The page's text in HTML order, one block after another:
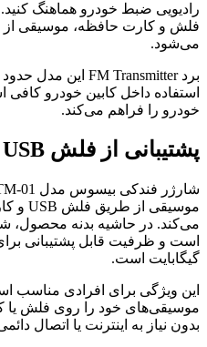
رادیویی ضبط خودرو هماهنگ کنید.
فلش و کارت حافظه، موسیقی از
می‌شود.
استفاده داخل کابین خودرو
خودرو را فراهم می‌کند.
پشتیبانی از فلش USB و کارت حافظه TF
می‌کند. در حاشیه بدنه محصول،
گیگابایت است.
این ویژگی برای افرادی مناسب
موسیقی‌های خود را روی فلش یا
بدون نیاز به اینترنت یا اتصال